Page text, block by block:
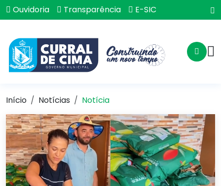
Ouvidoria Transparência E-SIC
Início Notícias Notícia